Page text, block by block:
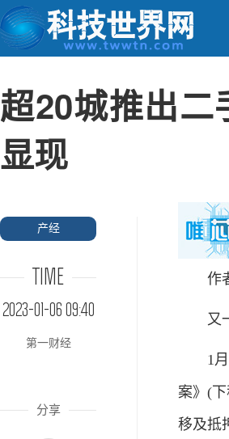
超20城推出二
显现
产经
TIME
2023-01-06 09:40
第一财经
分享
作者
又一
1月5
案》(
移及抵